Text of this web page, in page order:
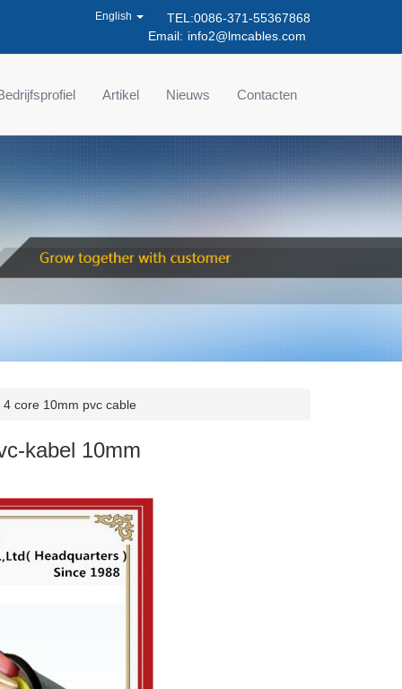
TEL:0086-371-55367868
Email: info2@lmcables.com
English
Artikel Nieuws Contacten
4 core 10mm pvc cable
kabel 10mm